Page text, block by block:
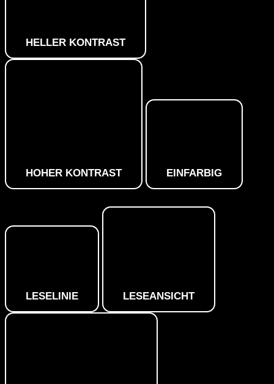
HELLER KONTRAST
HOHER KONTRAST EINFARBIG
LESELINIE LESEANSICHT